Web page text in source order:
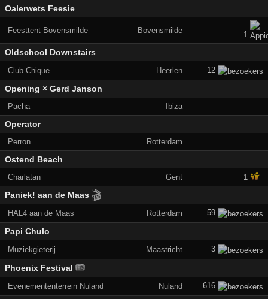
Oalerwets Feesie
Feesttent Bovensmilde Bovensmilde 1
Oldschool Downstairs
Club Chique Heerlen 12
Opening × Gerd Janson
Pacha Ibiza
Operator
Perron Rotterdam
Ostend Beach
Charlatan Gent 1
Paniek! aan de Maas 🎬
HAL4 aan de Maas Rotterdam 59
Papi Chulo
Muziekgieterij Maastricht 3
Phoenix Festival
Evenemententerrein Nuland Nuland 616